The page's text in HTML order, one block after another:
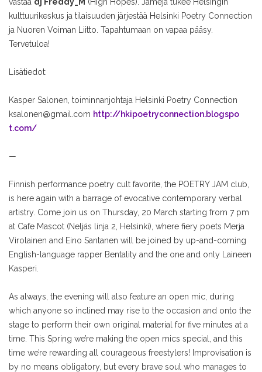
vastaa dj Freddy_M (High Hopes). Jameja tukee Helsingin
kulttuurikeskus ja tilaisuuden järjestää Helsinki Poetry Connection
ja Nuoren Voiman Liitto. Tapahtumaan on vapaa pääsy.
Tervetuloa!
Lisätiedot:
Kasper Salonen, toiminnanjohtaja Helsinki Poetry Connection
ksalonen@gmail.com http://hkipoetryconnection.blogspo
t.com/
—
Finnish performance poetry cult favorite, the POETRY JAM club,
is here again with a barrage of evocative contemporary verbal
artistry. Come join us on Thursday, 20 March starting from 7 pm
at Cafe Mascot (Neljäs linja 2, Helsinki), where fiery poets Merja
Virolainen and Eino Santanen will be joined by up-and-coming
English-language rapper Bentality and the one and only Laineen
Kasperi.
As always, the evening will also feature an open mic, during
which anyone so inclined may rise to the occasion and onto the
stage to perform their own original material for five minutes at a
time. This Spring we’re making the open mics special, and this
time we’re rewarding all courageous freestylers! Improvisation is
by no means obligatory, but every brave soul who manages to